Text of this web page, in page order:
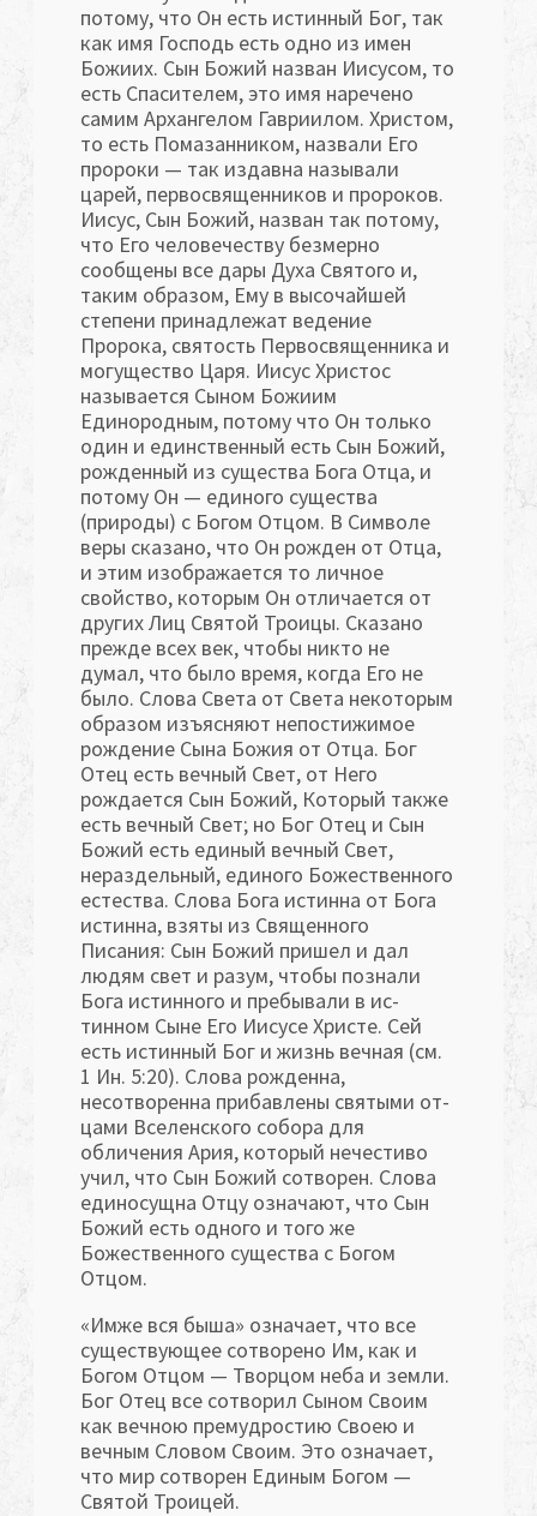
потому, что Он есть истинный Бог, так
как имя Господь есть одно из имен
Божиих. Сын Божий на­зван Иисусом, то
есть Спасителем, это имя наречено
самим Архангелом Гавриилом. Христом,
то есть Помазанником, назвали Его
пророки — так издавна называли
царей, первосвященников и пророков.
Иисус, Сын Бо­жий, назван так потому,
что Его человечеству безмерно
сообщены все дары Духа Святого и,
таким образом, Ему в высочайшей
степени при­надлежат ведение
Пророка, святость Первосвященника и
могущество Царя. Иисус Христос
называется Сыном Божиим
Единородным, пото­му что Он только
один и единственный есть Сын Божий,
рожденный из существа Бога Отца, и
потому Он — единого существа
(природы) с Богом Отцом. В Символе
веры сказано, что Он рожден от Отца,
и этим изображается то личное
свойство, которым Он отличается от
других Лиц Святой Троицы. Сказано
прежде всех век, чтобы никто не
думал, что было время, когда Его не
было. Слова Света от Света некоторым
образом изъясняют непостижимое
рождение Сына Божия от Отца. Бог
Отец есть вечный Свет, от Него
рождается Сын Божий, Который также
есть вечный Свет; но Бог Отец и Сын
Божий есть единый вечный Свет,
нераздельный, единого Божественного
естества. Слова Бога истинна от Бога
истинна, взяты из Священного
Писания: Сын Божий пришел и дал
людям свет и разум, чтобы познали
Бога истинного и пребывали в ис­
тинном Сыне Его Иисусе Христе. Сей
есть истинный Бог и жизнь вечная (см.
1 Ин. 5:20). Слова рожденна,
несотворенна прибавлены святыми от­
цами Вселенского собора для
обличения Ария, который нечестиво
учил, что Сын Божий сотворен. Слова
единосущна Отцу означают, что Сын
Божий есть одного и того же
Божественного существа с Богом
Отцом.
«Имже вся быша» означает, что все
существующее сотворено Им, как и
Богом Отцом — Творцом неба и земли.
Бог Отец все сотворил Сыном Своим
как вечною премудростию Своею и
вечным Словом Сво­им. Это означает,
что мир сотворен Единым Богом —
Святой Троицей.